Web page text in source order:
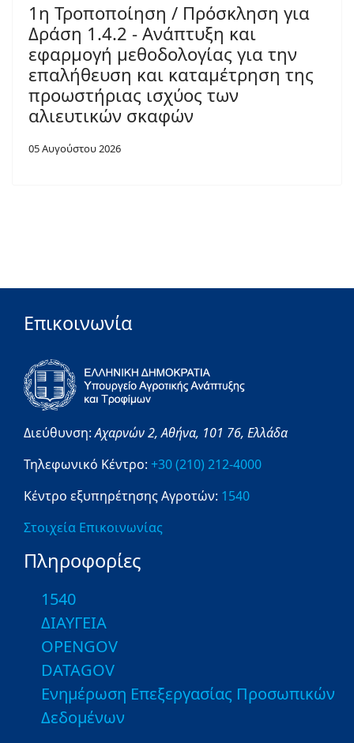
1η Τροποποίηση / Πρόσκληση για
Δράση 1.4.2 - Ανάπτυξη και
εφαρμογή μεθοδολογίας για την
επαλήθευση και καταμέτρηση της
προωστήριας ισχύος των
αλιευτικών σκαφών
05 Αυγούστου 2026
Επικοινωνία
Διεύθυνση:Αχαρνών 2,Αθήνα, 101 76, Ελλάδα
Τηλεφωνικό Κέντρο: +30 (210) 212-4000
Κέντρο εξυπηρέτησης Αγροτών: 1540
Στοιχεία Επικοινωνίας
Πληροφορίες
1540
ΔΙΑΥΓΕΙΑ
OPENGOV
DATAGOV
Ενημέρωση Επεξεργασίας Προσωπικών
Δεδομένων